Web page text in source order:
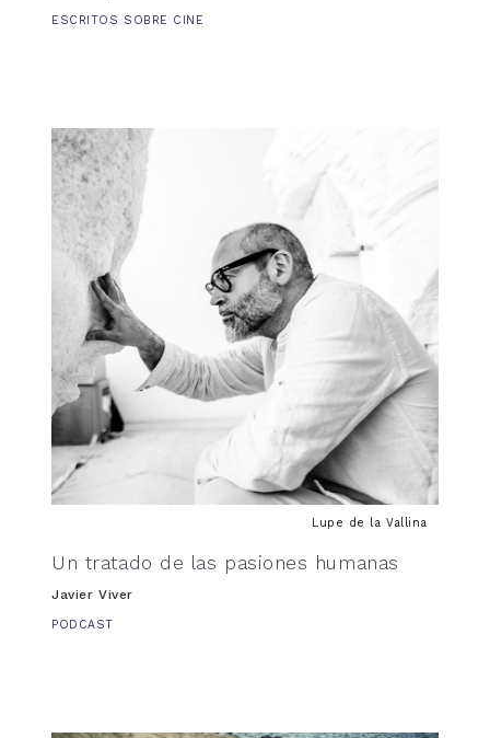
ESCRITOS SOBRE CINE
Lupe de la Vallina
Un tratado de las pasiones humanas
Javier Viver
PODCAST